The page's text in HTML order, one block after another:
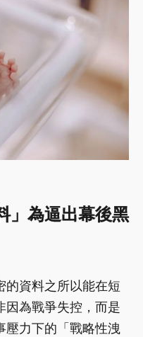
」為逼出幕後黑
的資料之所以能在短
因為戰爭失控，而是
壓力下的「戰略性洩